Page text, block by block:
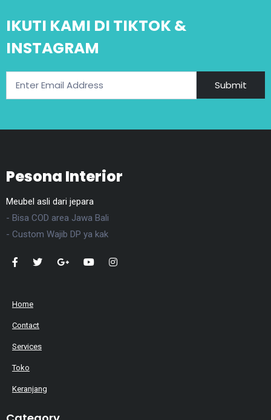
IKUTI KAMI DI TIKTOK &
INSTAGRAM
Submit
Pesona Interior
Meubel asli dari jepara
- Bisa COD area Jawa Bali
- Custom Wajib DP ya kak
Home
Contact
Services
Toko
Keranjang